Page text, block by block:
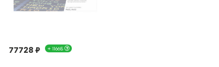
77728 ₽ + 1166Б